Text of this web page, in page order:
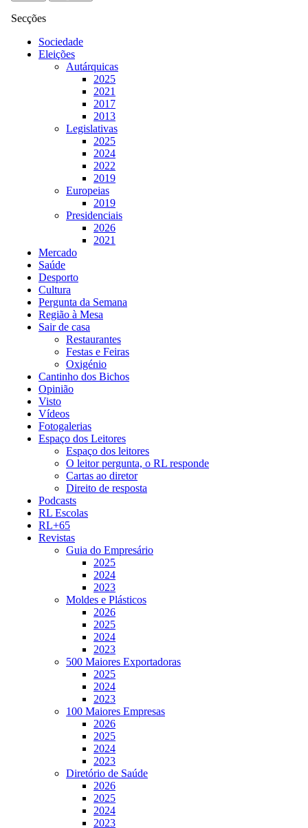
Secções
Sociedade
Eleições
Autárquicas
2025
2021
2017
2013
Legislativas
2025
2024
2022
2019
Europeias
2019
Presidenciais
2026
2021
Mercado
Saúde
Desporto
Cultura
Pergunta da Semana
Região à Mesa
Sair de casa
Restaurantes
Festas e Feiras
Oxigénio
Cantinho dos Bichos
Opinião
Visto
Vídeos
Fotogalerias
Espaço dos Leitores
Espaço dos leitores
O leitor pergunta, o RL responde
Cartas ao diretor
Direito de resposta
Podcasts
RL Escolas
RL+65
Revistas
Guia do Empresário
2025
2024
2023
Moldes e Plásticos
2026
2025
2024
2023
500 Maiores Exportadoras
2025
2024
2023
100 Maiores Empresas
2026
2025
2024
2023
Diretório de Saúde
2026
2025
2024
2023